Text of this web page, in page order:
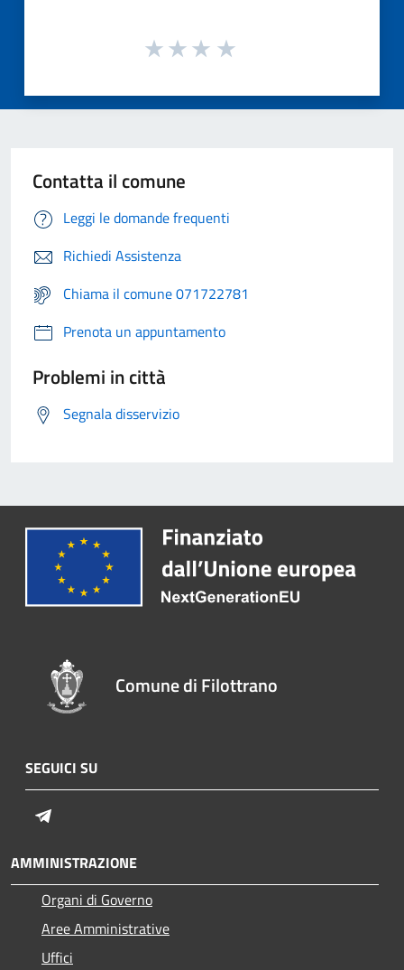
Contatta il comune
Leggi le domande frequenti
Richiedi Assistenza
Chiama il comune 071722781
Prenota un appuntamento
Problemi in città
Segnala disservizio
Comune di Filottrano
SEGUICI SU
AMMINISTRAZIONE
Organi di Governo
Aree Amministrative
Uffici